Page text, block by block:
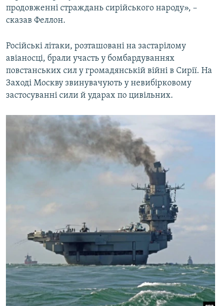
продовженні страждань сирійського народу», –
сказав Феллон.
Російські літаки, розташовані на застарілому
авіаносці, брали участь у бомбардуваннях
повстанських сил у громадянській війні в Сирії. На
Заході Москву звинувачують у невибірковому
застосуванні сили й ударах по цивільних.